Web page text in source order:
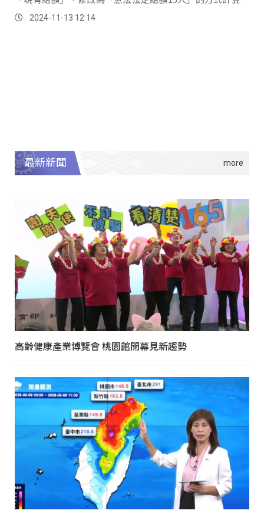
另外，針對憲法法庭的判決，需從現有的二分之一人數，提
升到三分之二以上的大法官同意，也就是至少要10人同意。
2024-11-13 12:14
最新新聞
高齡健康產業博覽會 桃園館開幕見新趨勢